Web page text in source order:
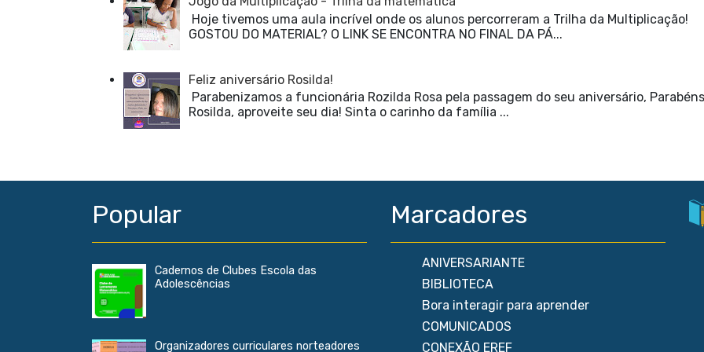
Hoje tivemos uma aula incrível onde os alunos percorreram a Trilha da Multiplicação!
GOSTOU DO MATERIAL? O LINK SE ENCONTRA NO FINAL DA PÁ...
Feliz aniversário Rosilda!
Parabenizamos a funcionária Rozilda Rosa pela passagem do seu aniversário,
Rosilda, aproveite seu dia! Sinta o carinho da família ...
Popular
Cadernos de Clubes Escola das
Adolescências
Organizadores curriculares norteadores
Marcadores
ANIVERSARIANTE
BIBLIOTECA
Bora interagir para aprender
COMUNICADOS
CONEXÃO EREF